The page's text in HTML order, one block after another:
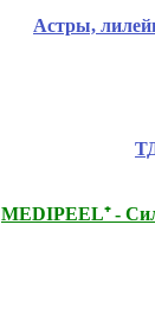
Астры,
MEDIPEEL⁺ -